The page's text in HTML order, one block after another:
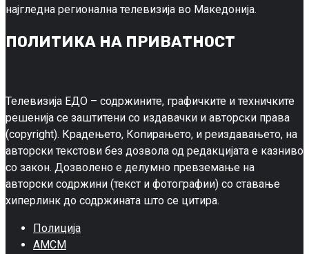
најгледна регионална телевизија во Македонија.
ПОЛИТИКА НА ПРИВАТНОСТ
Телевизија ЕДО – содржините, графичките и техничките
решенија се заштитени со издавачки и авторски права
(copyright). Крадењето, Копирањето, и реиздавањето, на
авторски текстови без дозвола од редакцијата е казниво
со закон. Дозволено е делумно превземање на
авторски содржини (текст и фотографии) со ставање
хиперлинк до содржината што се цитира.
Полиција
АМСМ